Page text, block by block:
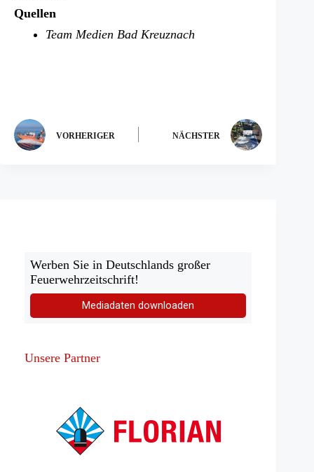
Quellen
Team Medien Bad Kreuznach
VORHERIGER NÄCHSTER
Werben Sie in Deutschlands großer
Feuerwehrzeitschrift!
Mediadaten downloaden
Unsere Partner